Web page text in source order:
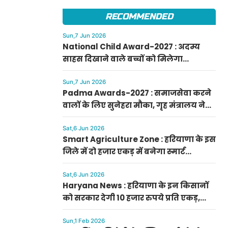
RECOMMENDED
Sun,7 Jun 2026
National Child Award-2027 : अदम्य
साहस दिखाने वाले बच्चों को मिलेगा
प्रधानमंत्री राष्ट्रीय बाल पुरस्कार-2027, ऐसे
करें आवेदन
Sun,7 Jun 2026
Padma Awards-2027 : समाजसेवा करने
वालों के लिए सुनेहरा मौका, गृह मंत्रालय ने
निकाले पद्म पुरस्कार-2027 के लिए आवेदन
Sat,6 Jun 2026
Smart Agriculture Zone : हरियाणा के इस
जिले में दो हजार एकड़ में बनेगा स्मार्ट
एग्रीकल्चर जोन
Sat,6 Jun 2026
Haryana News : हरियाणा के इन किसानों
को सरकार देगी 10 हजार रुपये प्रति एकड़,
सीएम सैनी की घोषणा
Sun,1 Feb 2026